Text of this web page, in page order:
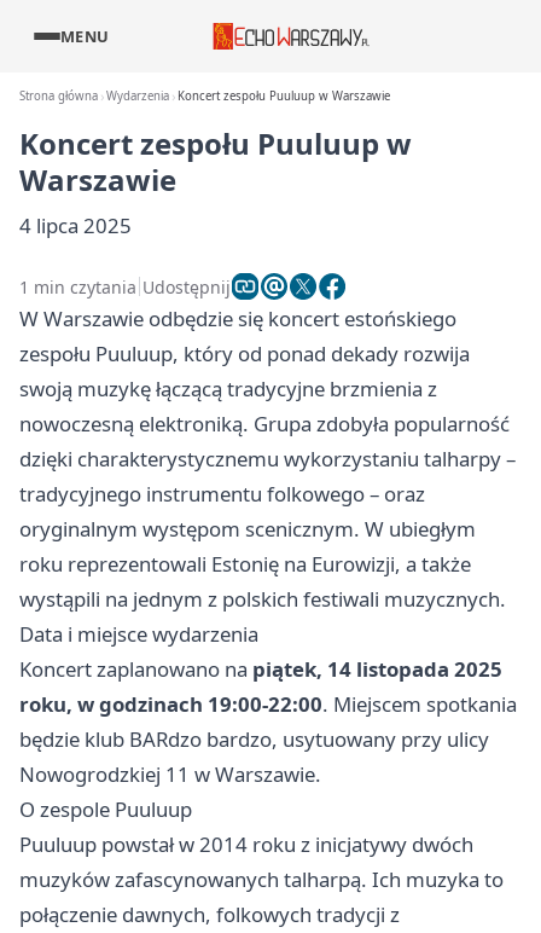
MENU
Strona główna Wydarzenia Koncert zespołu Puuluup w Warszawie
Koncert zespołu Puuluup w
Warszawie
4 lipca 2025
1 min czytania Udostępnij
W Warszawie odbędzie się koncert estońskiego
zespołu Puuluup, który od ponad dekady rozwija
swoją muzykę łączącą tradycyjne brzmienia z
nowoczesną elektroniką. Grupa zdobyła popularność
dzięki charakterystycznemu wykorzystaniu talharpy –
tradycyjnego instrumentu folkowego – oraz
oryginalnym występom scenicznym. W ubiegłym
roku reprezentowali Estonię na Eurowizji, a także
wystąpili na jednym z polskich festiwali muzycznych.
Data i miejsce wydarzenia
Koncert zaplanowano na piątek, 14 listopada 2025
roku, w godzinach 19:00-22:00. Miejscem spotkania
będzie klub BARdzo bardzo, usytuowany przy ulicy
Nowogrodzkiej 11 w Warszawie.
O zespole Puuluup
Puuluup powstał w 2014 roku z inicjatywy dwóch
muzyków zafascynowanych talharpą. Ich muzyka to
połączenie dawnych, folkowych tradycji z